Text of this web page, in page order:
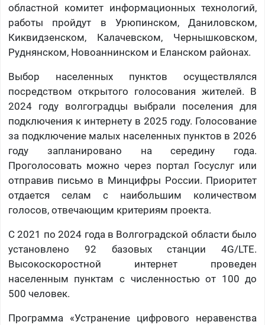
областной комитет информационных технологий,
работы пройдут в Урюпинском, Даниловском,
Киквидзенском, Калачевском, Чернышковском,
Руднянском, Новоаннинском и Еланском районах.
Выбор населенных пунктов осуществлялся
посредством открытого голосования жителей. В
2024 году волгоградцы выбрали поселения для
подключения к интернету в 2025 году. Голосование
за подключение малых населенных пунктов в 2026
году запланировано на середину года.
Проголосовать можно через портал Госуслуг или
отправив письмо в Минцифры России. Приоритет
отдается селам с наибольшим количеством
голосов, отвечающим критериям проекта.
С 2021 по 2024 года в Волгоградской области было
установлено 92 базовых станции 4G/LTE.
Высокоскоростной интернет проведен
населенным пунктам с численностью от 100 до
500 человек.
Программа «Устранение цифрового неравенства